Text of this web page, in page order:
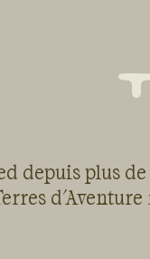
depuis plus